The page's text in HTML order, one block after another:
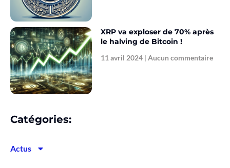
XRP va exploser de 70% après
le halving de Bitcoin !
11 avril 2024 Aucun commentaire
Catégories:
Actus